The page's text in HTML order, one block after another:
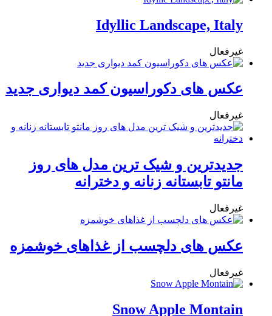
Idyllic Landscape, Italy
غیرفعال
عکس های دکوراسیون کمد دیواری جدید
غیرفعال
جدیدترین و شیک ترین مدل های روز
مانتو تابستانه زنانه و دخترانه
غیرفعال
عکس های دلچسب از غذاهای خوشمزه
غیرفعال
Snow Apple Montain